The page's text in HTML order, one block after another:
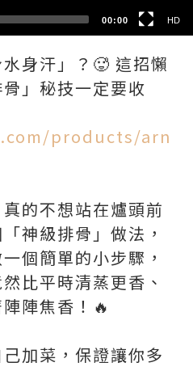
00:00 HD
身汗」？🥵 這招懶
」秘技一定要收
products/arn
的不想站在爐頭前
神級排骨」做法，
個簡單的小步驟，
比平時清蒸更香、
陣焦香！🔥
加菜，保證讓你多